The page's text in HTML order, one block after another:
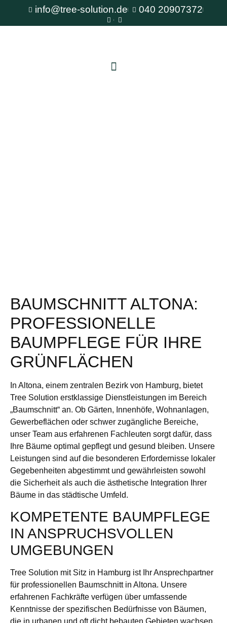
info@tree-solution.de 040 20907372
BAUMSCHNITT ALTONA:
PROFESSIONELLE
BAUMPFLEGE FÜR IHRE
GRÜNFLÄCHEN
In Altona, einem zentralen Bezirk von Hamburg, bietet
Tree Solution erstklassige Dienstleistungen im Bereich
„Baumschnitt“ an. Ob Gärten, Innenhöfe, Wohnanlagen,
Gewerbeflächen oder schwer zugängliche Bereiche,
unser Team aus erfahrenen Fachleuten sorgt dafür, dass
Ihre Bäume optimal gepflegt und gesund bleiben. Unsere
Leistungen sind auf die besonderen Erfordernisse lokaler
Gegebenheiten abgestimmt und gewährleisten sowohl
die Sicherheit als auch die ästhetische Integration Ihrer
Bäume in das städtische Umfeld.
KOMPETENTE BAUMPFLEGE
IN ANSPRUCHSVOLLEN
UMGEBUNGEN
Tree Solution mit Sitz in Hamburg ist Ihr Ansprechpartner
für professionellen Baumschnitt in Altona. Unsere
erfahrenen Fachkräfte verfügen über umfassende
Kenntnisse der spezifischen Bedürfnisse von Bäumen,
die in urbanen und oft dicht bebauten Gebieten wachsen.